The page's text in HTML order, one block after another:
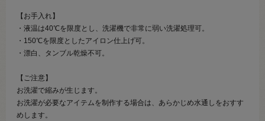
【お手入れ】
・液温は40℃を限度とし、洗濯機で非常に弱い洗濯処理可。
・150℃を限度としたアイロン仕上げ可。
・漂白、タンブル乾燥不可。
【ご注意】
お洗濯で縮みが生じます。
お洗濯が必要なアイテムを制作する場合は、あらかじめ水通しをおすす
めします。